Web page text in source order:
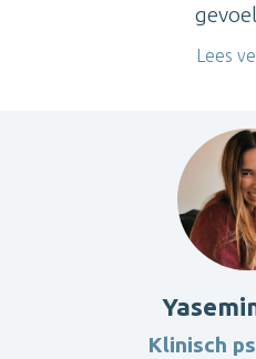
Lees
Klinisch